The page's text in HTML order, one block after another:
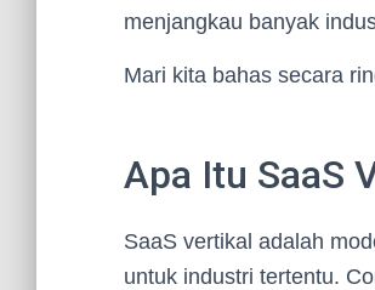
menjangkau banyak
Mari kita bahas secara
Apa Itu SaaS
SaaS vertikal adalah
untuk industri tertentu.